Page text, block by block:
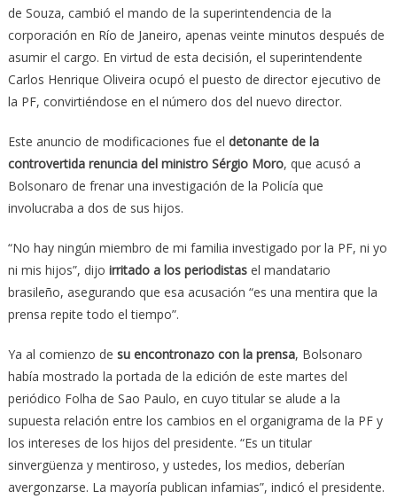
de Souza, cambió el mando de la superintendencia de la
corporación en Río de Janeiro, apenas veinte minutos después de
asumir el cargo. En virtud de esta decisión, el superintendente
Carlos Henrique Oliveira ocupó el puesto de director ejecutivo de
la PF, convirtiéndose en el número dos del nuevo director.
Este anuncio de modificaciones fue el detonante de la
controvertida renuncia del ministro Sérgio Moro, que acusó a
Bolsonaro de frenar una investigación de la Policía que
involucraba a dos de sus hijos.
“No hay ningún miembro de mi familia investigado por la PF, ni yo
ni mis hijos”, dijo irritado a los periodistasel mandatario
brasileño, asegurando que esa acusación “es una mentira que la
prensa repite todo el tiempo”.
Ya al comienzo de su encontronazo con la prensa, Bolsonaro
había mostrado la portada de la edición de este martes del
periódico Folha de Sao Paulo, en cuyo titular se alude a la
supuesta relación entre los cambios en el organigrama de la PF y
los intereses de los hijos del presidente. “Es un titular
sinvergüenza y mentiroso, y ustedes, los medios, deberían
avergonzarse. La mayoría publican infamias”, indicó el presidente.